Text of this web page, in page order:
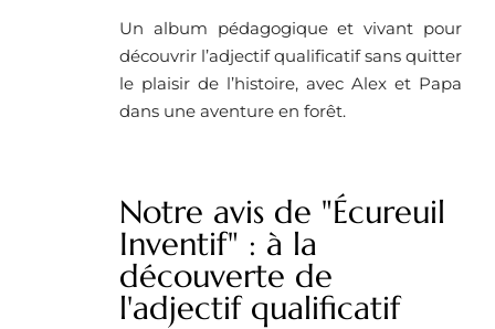
Un album pédagogique et vivant pour
découvrir l’adjectif qualificatif sans quitter
le plaisir de l’histoire, avec Alex et Papa
dans une aventure en forêt.
Notre avis de "Écureuil
Inventif" : à la
découverte de
l'adjectif qualificatif